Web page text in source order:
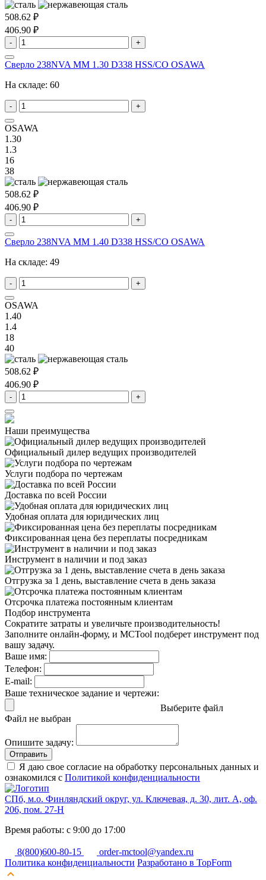
508.62 ₽
406.90 ₽
- +
Сверло 238NVA MM 1.30 D338 HSS/CO OSAWA
На складе: 60
- +
OSAWA
1.30
1.3
16
38
508.62 ₽
406.90 ₽
- +
Сверло 238NVA MM 1.40 D338 HSS/CO OSAWA
На складе: 49
- +
OSAWA
1.40
1.4
18
40
508.62 ₽
406.90 ₽
- +
Наши преимущества
Официальный дилер ведущих производителей
Услуги подбора по чертежам
Доставка по всей России
Удобная оплата для юридических лиц
Фиксированная цена без переплаты посредникам
Инструмент в наличии и под заказ
Отгрузка за 1 день, выставление счета в день заказа
Отсрочка платежа постоянным клиентам
Подбор инструмента
Сократите затраты и увеличьте производительность!
Заполните онлайн-форму, и MCTool подберет инструмент под
вашу задачу.
Ваше имя:
Телефон:
E-mail:
Ваше техническое задание и чертежи:
Выберите файл
Файл не выбран
Опишите задачу:
Отправить
Я даю свое согласие на обработку персональных данных и
ознакомился с Политикой конфиденциальности
СПб, м.о. Финляндский округ, ул. Ключевая, д. 30, лит. А, оф.
206, пом. 27-Н
Время работы: с 9:00 до 17:00
8(800)600-80-15
order-mctool@yandex.ru
Политика конфиденциальности Разработано в TopForm